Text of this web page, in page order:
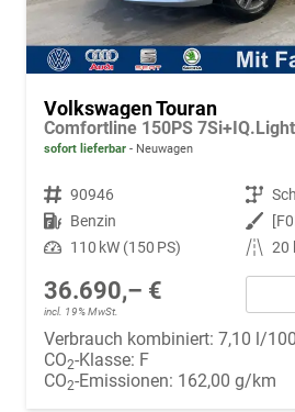
Volkswagen Touran
sofort lieferbar Neuwagen
Fahrzeugnr. 90946 Getriebe
Kraftstoff Benzin Außenfarbe
Leistung 110 kW (150 PS) Kilometerstand 20
36.690,– €
incl. 19% MwSt.
Verbrauch kombiniert: 7,10 l/
CO2-Klasse: F
CO2-Emissionen: 162,00 g/km